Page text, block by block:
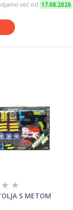
već od 17.08.2026
S METOM